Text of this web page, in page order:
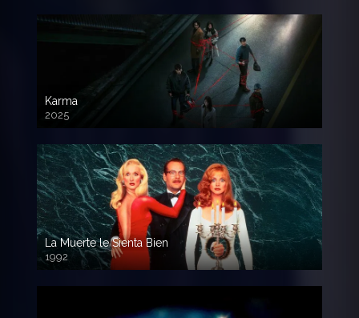
Karma
2025
La Muerte le Sienta Bien
1992
720p HD